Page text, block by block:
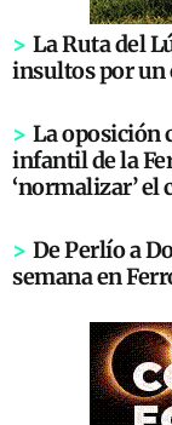
> La Ruta del
insultos por un
> La oposición
infantil de la
‘normalizar’ el
> De Perlío a
semana en